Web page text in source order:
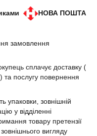
НОВА ПОШТА
замовлення
сплачує доставку (
та послугу повернення
упаковки, зовнішній
у відділенні
товару претензії
вигляду